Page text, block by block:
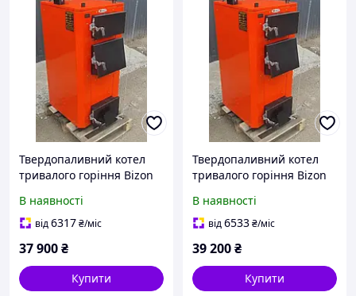
Твердопаливний котел
тривалого горіння Bizon
В наявності
від6317₴/міс
37 900₴
Купити
Твердопаливний котел
тривалого горіння Bizon
В наявності
від6533₴/міс
39 200₴
Купити